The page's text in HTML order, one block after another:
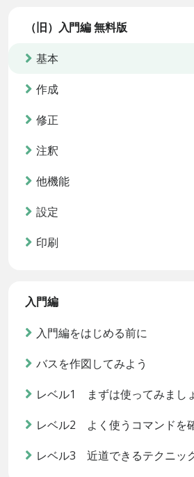
（旧）入門編 無料版
基本
作成
修正
注釈
他機能
設定
印刷
入門編
入門編をはじめる前に
バスを作図してみよう
レベル1 まずは使ってみまし
レベル2 よく使うコマンドを
レベル3 近道できるテクニッ